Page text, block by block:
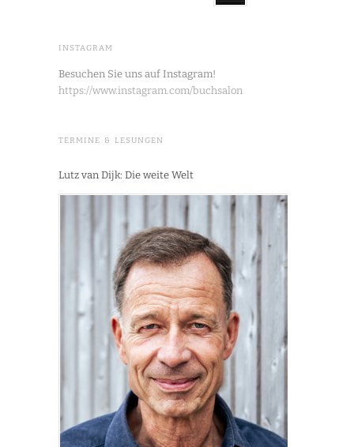
INSTAGRAM
Besuchen Sie uns auf Instagram!
https://www.instagram.com/buchsalon
TERMINE & LESUNGEN
Lutz van Dijk: Die weite Welt